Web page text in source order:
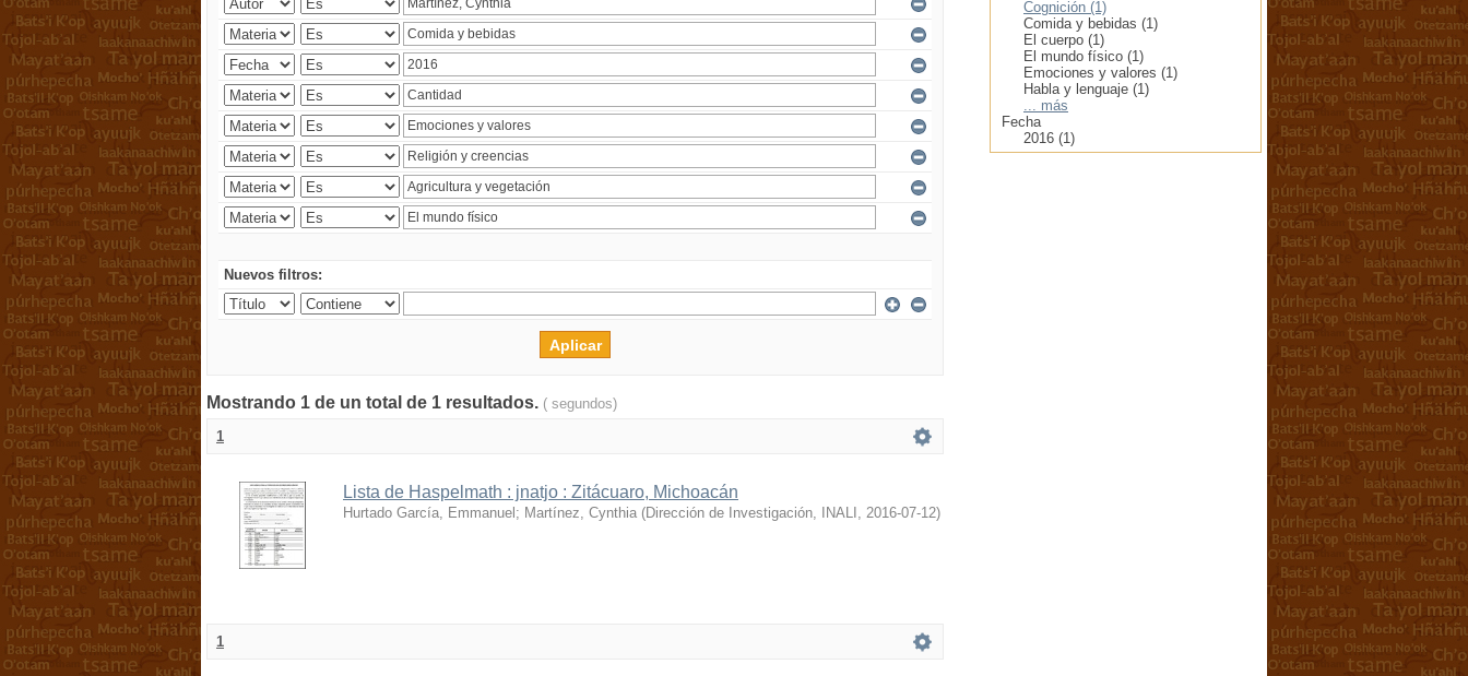
Nuevos filtros:
Mostrando 1 de un total de 1 resultados. ( segundos)
1
Lista de Haspelmath : jnatjo : Zitácuaro, Michoacán
Hurtado García, Emmanuel ; Martínez, Cynthia (Dirección de Investigación, INALI , 2016-07-12)
1
Cognición (1)
Comida y bebidas (1)
El cuerpo (1)
El mundo físico (1)
Emociones y valores (1)
Habla y lenguaje (1)
... más
Fecha
2016 (1)